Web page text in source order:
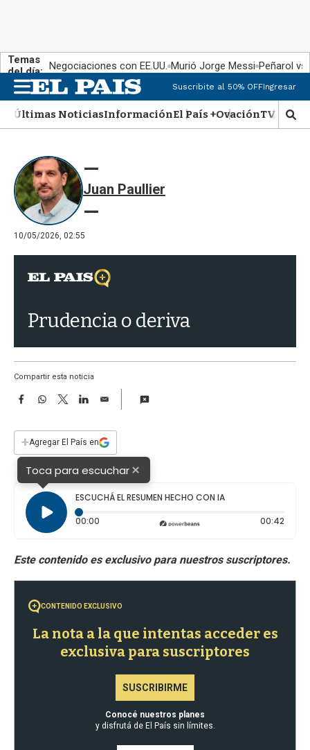
Temas
del día: Negociaciones con EE.UU. Murió Jorge Messi Peñarol
n
u
Suscribite al 50% OFFIngresar
Últimas NoticiasInformaciónEl País +OvaciónTV Show
M
o
q
Juan Paullier
10/05/2026, 02:55
Prudencia o deriva
Compartir esta noticia
F
e
b
o
o
W
s
p
p
T
w
t
r
L
I
n
E
i
l
+Agregar El País en
Toca para escuchar×
ESCUCHÁ EL RESUMEN HECHO CON IA
00:00 Tiempo transcurrido: 0 segundos 00:42
CONTENIDO EXCLUSIVO
La nota a la que intentas acceder es
exclusiva para suscriptores
SUSCRIBIRME
Conocé nuestros planes
y disfrutá de El País sin límites.